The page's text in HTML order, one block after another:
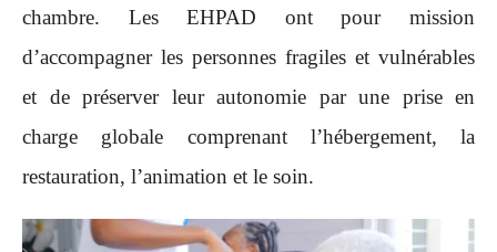
chambre. Les EHPAD ont pour mission
d’accompagner les personnes fragiles et vulnérables
et de préserver leur autonomie par une prise en
charge globale comprenant l’hébergement, la
restauration, l’animation et le soin.